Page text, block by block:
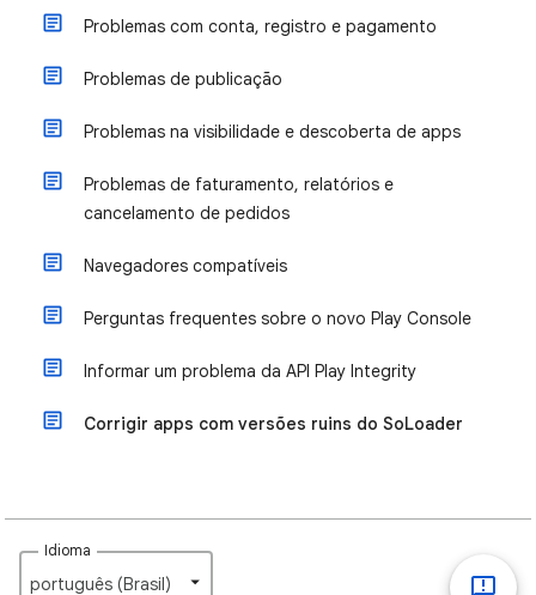
Problemas com conta, registro e pagamento
Problemas de publicação
Problemas na visibilidade e descoberta de apps
Problemas de faturamento, relatórios e
cancelamento de pedidos
Navegadores compatíveis
Perguntas frequentes sobre o novo Play Console
Informar um problema da API Play Integrity
Corrigir apps com versões ruins do SoLoader
Idioma
português (Brasil)‎